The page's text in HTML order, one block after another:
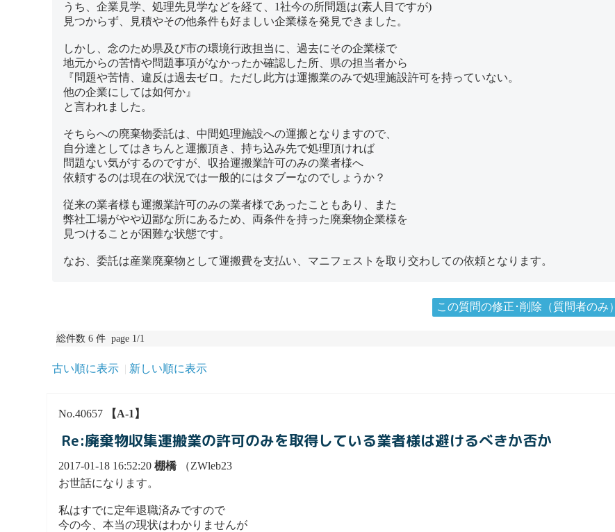
うち、企業見学、処理先見学などを経て、1社今の所問題は(素人目ですが)
見つからず、見積やその他条件も好ましい企業様を発見できました。
しかし、念のため県及び市の環境行政担当に、過去にその企業様で
地元からの苦情や問題事項がなかったか確認した所、県の担当者から
『問題や苦情、違反は過去ゼロ。ただし此方は運搬業のみで処理施設許可を持っていない。
他の企業にしては如何か』
と言われました。
そちらへの廃棄物委託は、中間処理施設への運搬となりますので、
自分達としてはきちんと運搬頂き、持ち込み先で処理頂ければ
問題ない気がするのですが、収拾運搬業許可のみの業者様へ
依頼するのは現在の状況では一般的にはタブーなのでしょうか？
従来の業者様も運搬業許可のみの業者様であったこともあり、また
弊社工場がやや辺鄙な所にあるため、両条件を持った廃棄物企業様を
見つけることが困難な状態です。
なお、委託は産業廃棄物として運搬費を支払い、マニフェストを取り交わしての依頼となります。
この質問の修正･削除（質問者のみ）
総件数 6 件 page 1/1
古い順に表示 新しい順に表示
No.40657 【A-1】
Re:廃棄物収集運搬業の許可のみを取得している業者様は避けるべきか否か
2017-01-18 16:52:20棚橋（ZWleb23
お世話になります。
私はすでに定年退職済みですので
今の今、本当の現状はわかりませんが